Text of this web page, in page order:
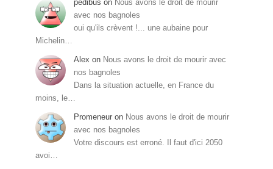
pedibus on Nous avons le droit de mourir
avec nos bagnoles
oui qu'ils crèvent !... une aubaine pour
Michelin…
Alex on Nous avons le droit de mourir avec
nos bagnoles
Dans la situation actuelle, en France du
moins, le…
Promeneur on Nous avons le droit de mourir
avec nos bagnoles
Votre discours est erroné. Il faut d'ici 2050
avoi…